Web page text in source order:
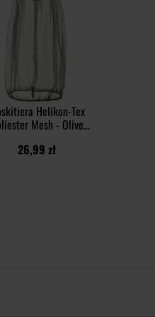
Helikon-Tex
Mesh - Olive
26,99 zł